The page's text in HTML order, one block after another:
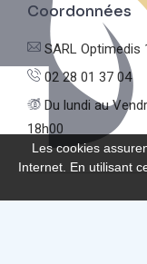
Coordonnées
SARL Optimedis
02 28 01 37 04
Du lundi au
18h00
Les cookies
Internet. En utilisant